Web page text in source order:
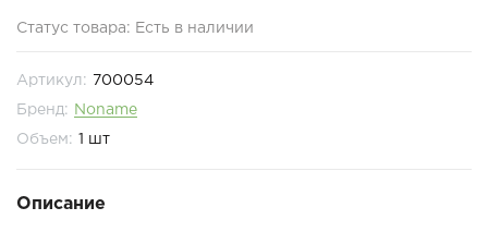
Статус товара: Есть в наличии
Артикул: 700054
Бренд: Noname
Объем: 1 шт
Описание